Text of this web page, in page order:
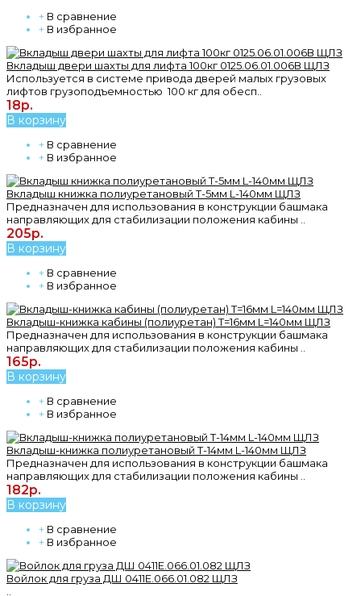
+ В сравнение
+ В избранное
Вкладыш двери шахты для лифта 100кг 0125.06.01.006В ЩЛЗ
Используется в системе привода дверей малых грузовых
лифтов грузоподъемностью 100 кг для обесп..
18р.
В корзину
+ В сравнение
+ В избранное
Вкладыш книжка полиуретановый T-5мм L-140мм ЩЛЗ
Предназначен для использования в конструкции башмака
направляющих для стабилизации положения кабины ..
205р.
В корзину
+ В сравнение
+ В избранное
Вкладыш-книжка кабины (полиуретан) T=16мм L=140мм ЩЛЗ
Предназначен для использования в конструкции башмака
направляющих для стабилизации положения кабины ..
165р.
В корзину
+ В сравнение
+ В избранное
Вкладыш-книжка полиуретановый T-14мм L-140мм ЩЛЗ
Предназначен для использования в конструкции башмака
направляющих для стабилизации положения кабины ..
182р.
В корзину
+ В сравнение
+ В избранное
Войлок для груза ДШ 0411Е.066.01.082 ЩЛЗ